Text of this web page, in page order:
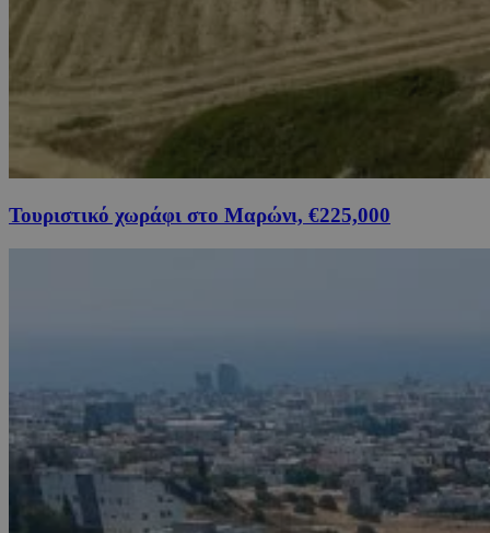
Τουριστικό χωράφι στο Μαρώνι, €225,000